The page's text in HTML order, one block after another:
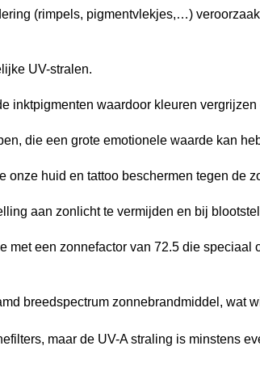
(rimpels, pigmentvlekjes,…)
UV-stralen.
inktpigmenten waardoor kleuren
die een grote emotionele waarde kan
onze huid en tattoo beschermen tegen de
aan zonlicht te vermijden en bij
met een zonnefactor van 72.5 die
breedspectrum zonnebrandmiddel, wat
maar de UV-A straling is minstens